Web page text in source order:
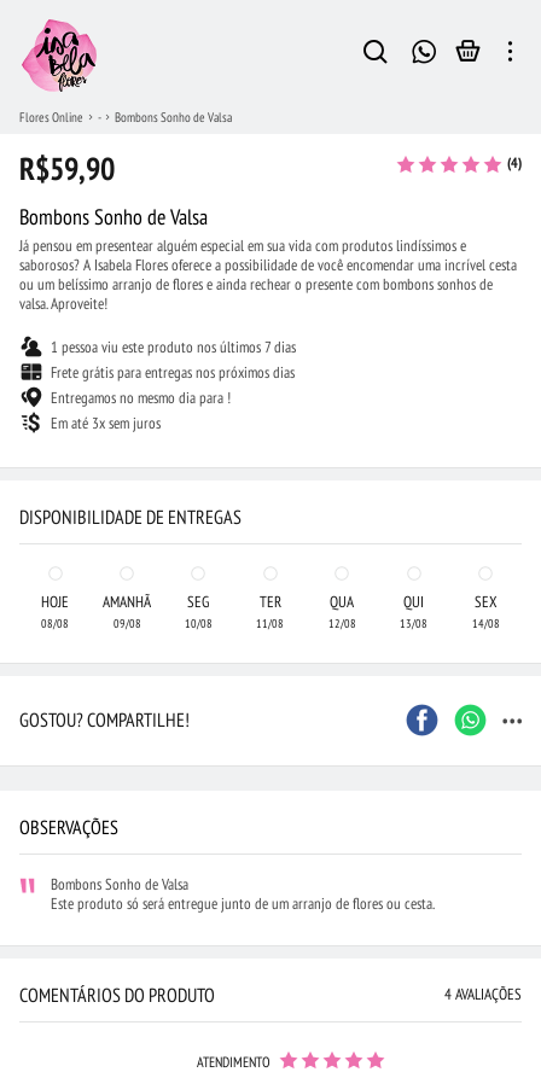
Flores Online - Bombons Sonho de Valsa
R$59,90 (4)
Bombons Sonho de Valsa
Já pensou em presentear alguém especial em sua vida com produtos lindíssimos e
saborosos? A Isabela Flores oferece a possibilidade de você encomendar uma incrível cesta
ou um belíssimo arranjo de flores e ainda rechear o presente com bombons sonhos de
valsa. Aproveite!
1 pessoa viu este produto nos últimos 7 dias
Frete grátis para entregas nos próximos dias
Entregamos no mesmo dia para !
Em até 3x sem juros
DISPONIBILIDADE DE ENTREGAS
HOJE
08/08
AMANHÃ
09/08
SEG
10/08
TER
11/08
QUA
12/08
QUI
13/08
SEX
14/08
GOSTOU? COMPARTILHE! ...
OBSERVAÇÕES
Bombons Sonho de Valsa
Este produto só será entregue junto de um arranjo de flores ou cesta.
COMENTÁRIOS DO PRODUTO 4 AVALIAÇÕES
ATENDIMENTO